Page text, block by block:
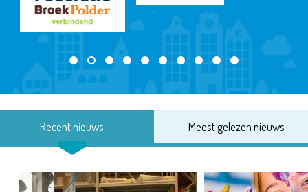
Recent nieuws Meest gelezen nieuws